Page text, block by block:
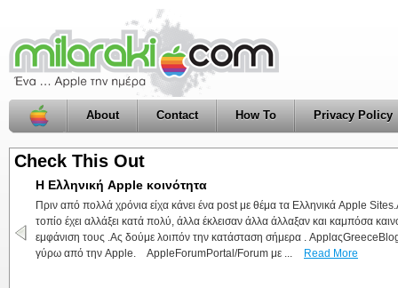
About Contact How To Privacy Policy
Check This Out
Η Ελληνική Apple κοινότητα
Πριν από πολλά χρόνια είχα κάνει ένα post με θέμα τα Ελληνικά Apple
τοπίο έχει αλλάξει κατά πολύ, άλλα έκλεισαν άλλα άλλαξαν και καμπόσα
εμφάνιση τους .Ας δούμε λοιπόν την κατάσταση σήμερα .
γύρω από την Apple. AppleForumPortal/Forum με ...
Read More
Click2Pic, Φωτογραφία με ένα Click,
Ακόμη μια εφαρμογή από το milaraki.com για εσάς
για μια (ακόμη) απλή εφαρμογή που σκοπό έχει να
σας ώστε να την έχετε πρόχειρη .Αυτό που κάνει η
τραβάει μια φωτογραφία με την iSight του